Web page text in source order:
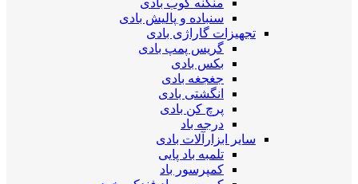
منگنه کوب بادی
سنباده و پالیش بادی
تجهیزات گاراژی بادی
گریس پمپ بادی
بکس بادی
جغجغه بادی
انگشتی بادی
پرچ کن بادی
درجه باد
سایر ابزارآلات بادی
تلمبه باد پایی
کمپرسور باد